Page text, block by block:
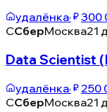
удалёнка· 300
ССберМосква21
Data Scientist
удалёнка·
250
ССберМосква21